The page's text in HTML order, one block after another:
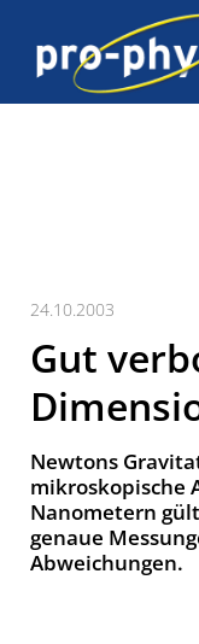
24.10.2003
Gut
Newtons
mikroskopische
Nanometern
genaue
Abweichungen.